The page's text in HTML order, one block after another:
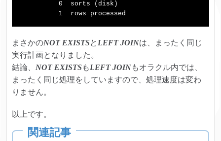
          0  sorts (disk)
まさかのNOT EXISTSと LEFT JOINは、まったく同じ
実行計画となりました。
結論、 NOT EXISTS もLEFT JOINもオラクル内では、
まったく同じ処理をしていますので、処理速度は変わ
りません。
以上です。